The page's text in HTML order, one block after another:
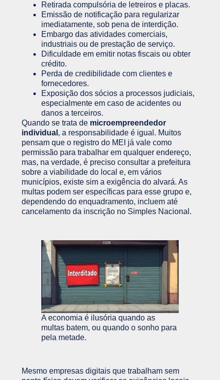
Retirada compulsória de letreiros e placas.
Emissão de notificação para regularizar
imediatamente, sob pena de interdição.
Embargo das atividades comerciais,
industriais ou de prestação de serviço.
Dificuldade em emitir notas fiscais ou obter
crédito.
Perda de credibilidade com clientes e
fornecedores.
Exposição dos sócios a processos judiciais,
especialmente em caso de acidentes ou
danos a terceiros.
Quando se trata de microempreendedor
individual , a responsabilidade é igual. Muitos
pensam que o registro do MEI já vale como
permissão para trabalhar em qualquer endereço,
mas, na verdade, é preciso consultar a prefeitura
sobre a viabilidade do local e, em vários
municípios, existe sim a exigência do alvará. As
multas podem ser específicas para esse grupo e,
dependendo do enquadramento, incluem até
cancelamento da inscrição no Simples Nacional.
A economia é ilusória quando as
multas batem, ou quando o sonho para
pela metade.
Mesmo empresas digitais que trabalham sem